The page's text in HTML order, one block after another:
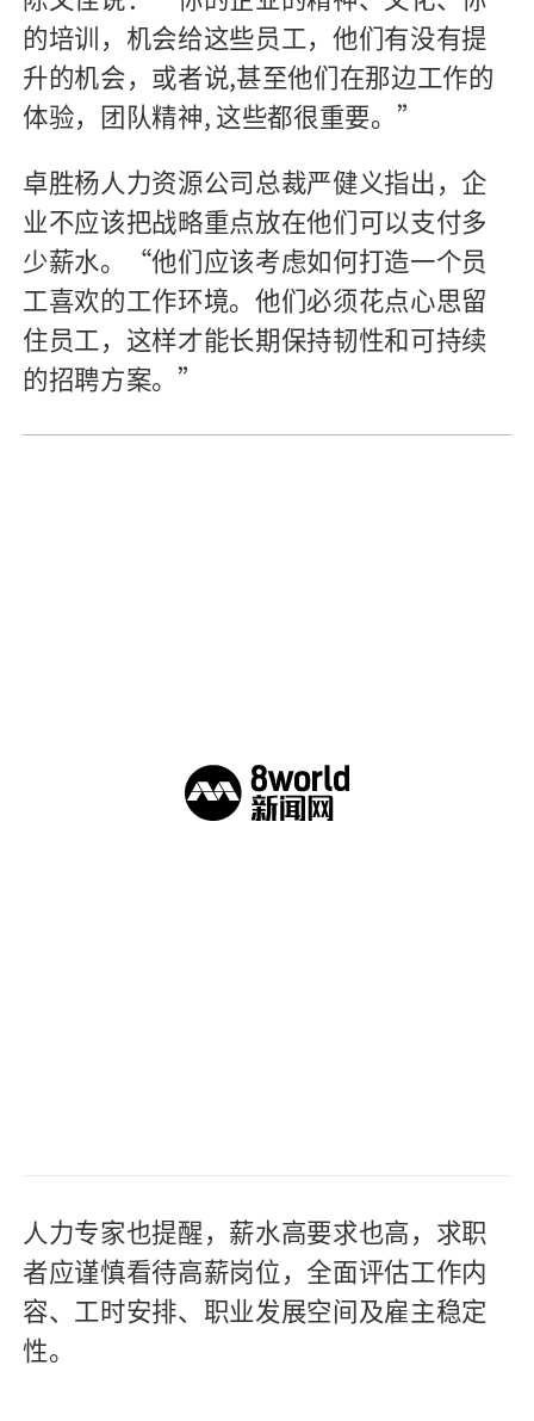
的培训，机会给这些员工，他们有没有提
升的机会，或者说,甚至他们在那边工作的
体验，团队精神, 这些都很重要。”
卓胜杨人力资源公司总裁严健义指出，企
业不应该把战略重点放在他们可以支付多
少薪水。“他们应该考虑如何打造一个员
工喜欢的工作环境。他们必须花点心思留
住员工，这样才能长期保持韧性和可持续
的招聘方案。”
人力专家也提醒，薪水高要求也高，求职
者应谨慎看待高薪岗位，全面评估工作内
容、工时安排、职业发展空间及雇主稳定
性。